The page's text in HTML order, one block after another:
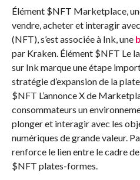
Élément $NFT Marketplace,
vendre, acheter et interagir
(NFT), s’est associée à Ink, une
par Kraken. Élément $NFT Le
sur Ink marque une étape
stratégie d’expansion de la
$NFT L’annonce X de
consommateurs un
plonger et interagir avec les
numériques de grande valeur.
renforce le lien entre le cadre de
$NFT plates-formes.